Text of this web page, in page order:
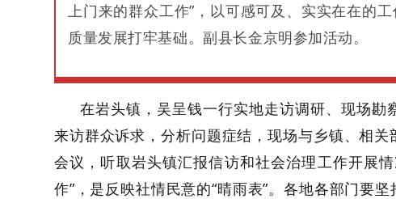
上门来的群众工作”，以可感可及、实实在在的
质量发展打牢基础。副县长金京明参加活动。
在岩头镇，吴呈钱一行实地走访调研、现场勘
来访群众诉求，分析问题症结 ，现场与乡镇、相关
会议，听取岩头镇汇报信访和社会治理工作开展
作”，是反映社情民意的“晴雨表”。各地各部门要